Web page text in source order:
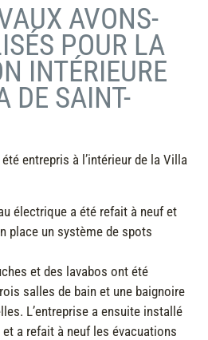
AVONS-
POUR LA
INTÉRIEURE
DE SAINT-
entrepris à l’intérieur de la Villa
électrique a été refait à neuf et
place un système de spots
et des lavabos ont été
salles de bain et une baignoire
L’entreprise a ensuite installé
et a refait à neuf les évacuations